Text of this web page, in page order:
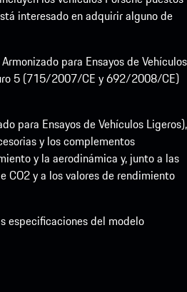
interesado en adquirir alguno de
para Ensayos de Vehículos
5 (715/2007/CE y 692/2008/CE)
para Ensayos de Vehículos Ligeros),
y los complementos
y la aerodinámica y, junto a las
y a los valores de rendimiento
especificaciones del modelo